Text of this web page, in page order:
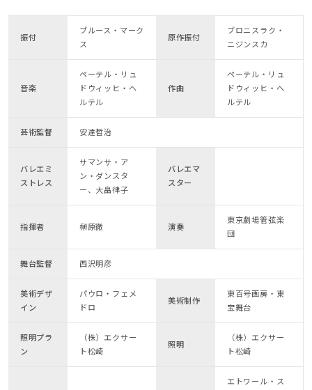
振付
ブルース・マーク
ス
原作振付
ブロニスラク・
ニジンスカ
音楽
ペーテル・リュ
ドウィッヒ・ヘ
ルテル
作曲
ペーテル・リュ
ドウィッヒ・ヘ
ルテル
芸術監督 安達哲治
バレエミ
ストレス
サマンサ・ア
ン・ダンスタ
ー、大畠律子
バレエマ
スター
指揮者 榊原徹 演奏
東京劇場管弦楽
団
舞台監督 西沢明彦
美術デザ
イン
パウロ・フェメ
ドロ
美術制作
東百号画房・東
宝舞台
照明プラ
ン
（株）エクサー
ト松崎
照明
（株）エクサー
ト松崎
エトワール・ス